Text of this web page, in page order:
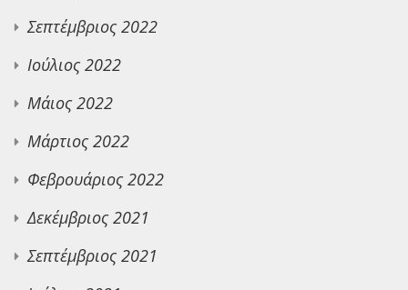
Σεπτέμβριος 2022
Ιούλιος 2022
Μάιος 2022
Μάρτιος 2022
Φεβρουάριος 2022
Δεκέμβριος 2021
Σεπτέμβριος 2021